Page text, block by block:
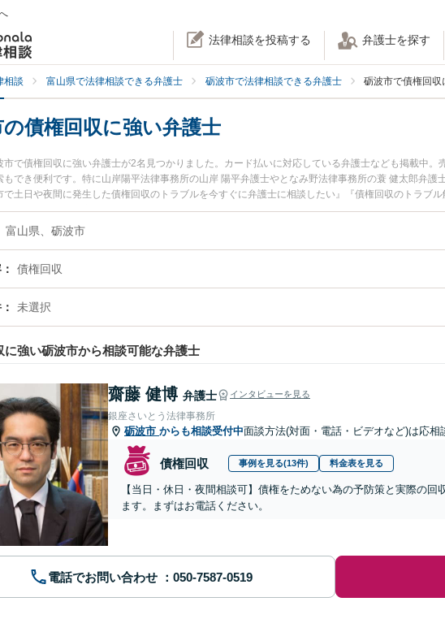
法律相談を投稿する 弁護士を探す
相談 富山県で法律相談できる弁護士 砺波市で法律相談できる弁護士 砺波市で債権回収
債権回収に強い弁護士
市で債権回収に強い弁護士が2名見つかりました。カード払いに対応している弁護士なども掲載中
もでき便利です。特に山岸陽平法律事務所の山岸 陽平弁護士やとなみ野法律事務所の蓑 健太郎弁護
で土日や夜間に発生した債権回収のトラブルを今すぐに弁護士に相談したい』『債権回収のトラブ
律相談できる砺波市内の弁護士に相談予約したい』などでお困りの相談者さんにおすすめです。
富山県、砺波市
債権回収
未選択
に強い砺波市から相談可能な弁護士
齋藤 健博 弁護士 インタビューを見る
銀座さいとう法律事務所
砺波市 からも相談受付中面談方法(対面・電話・ビデオなど)は応相
債権回収 事例を見る(13件) 料金表を見る
【当日・休日・夜間相談可】債権をためない為の予防策と実際の
ます。まずはお電話ください。
電話でお問い合わせ